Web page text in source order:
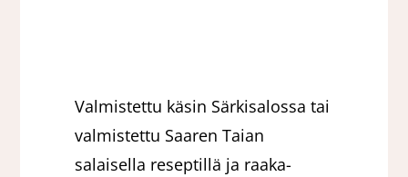
Valmistettu käsin Särkisalossa tai
valmistettu Saaren Taian
salaisella reseptillä ja raaka-